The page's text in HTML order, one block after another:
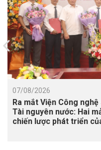
07/08/2026
Ra mắt Viện Công
Tài nguyên nước: Hai
chiến lược phát triển